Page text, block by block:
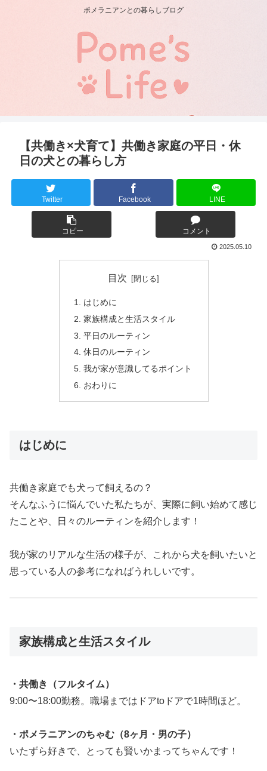
ポメラニアンとの暮らしブログ
【共働き×犬育て】共働き家庭の平日・休
日の犬との暮らし方
Twitter Facebook LINE
コピー コメント
2025.05.10
目次
はじめに
家族構成と生活スタイル
平日のルーティン
休日のルーティン
我が家が意識してるポイント
おわりに
はじめに
共働き家庭でも犬って飼えるの？
そんなふうに悩んでいた私たちが、実際に飼い始めて感じ
たことや、日々のルーティンを紹介します！
我が家のリアルな生活の様子が、これから犬を飼いたいと
思っている人の参考になればうれしいです。
家族構成と生活スタイル
・共働き（フルタイム）
9:00〜18:00勤務。職場まではドアtoドアで1時間ほど。
・ポメラニアンのちゃむ（8ヶ月・男の子）
いたずら好きで、とっても賢いかまってちゃんです！